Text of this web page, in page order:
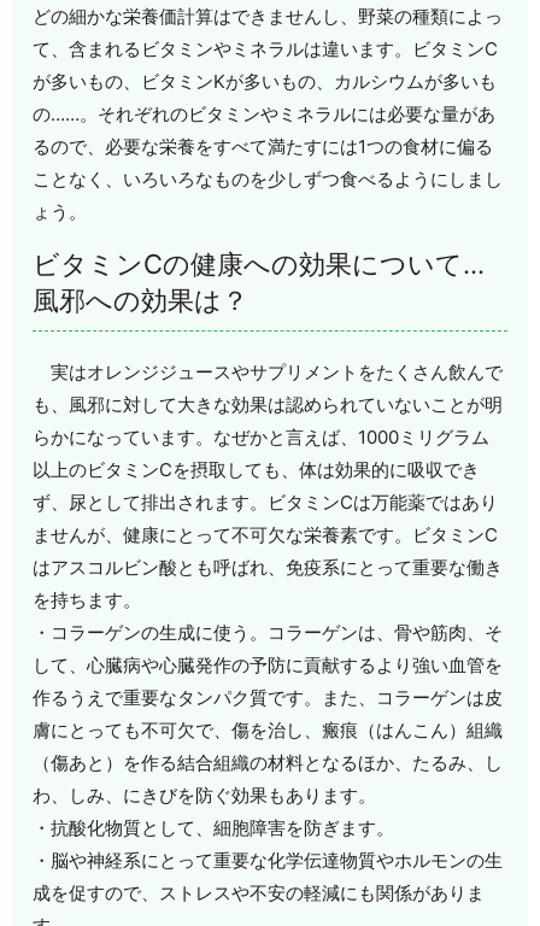
どの細かな栄養価計算はできませんし、野菜の種類によっ
て、含まれるビタミンやミネラルは違います。ビタミンC
が多いもの、ビタミンKが多いもの、カルシウムが多いも
の……。それぞれのビタミンやミネラルには必要な量があ
るので、必要な栄養をすべて満たすには1つの食材に偏る
ことなく、いろいろなものを少しずつ食べるようにしまし
ょう。
ビタミンCの健康への効果について…
風邪への効果は？
実はオレンジジュースやサプリメントをたくさん飲んで
も、風邪に対して大きな効果は認められていないことが明
らかになっています。なぜかと言えば、1000ミリグラム
以上のビタミンCを摂取しても、体は効果的に吸収でき
ず、尿として排出されます。ビタミンCは万能薬ではあり
ませんが、健康にとって不可欠な栄養素です。ビタミンC
はアスコルビン酸とも呼ばれ、免疫系にとって重要な働き
を持ちます。
・コラーゲンの生成に使う。コラーゲンは、骨や筋肉、そ
して、心臓病や心臓発作の予防に貢献するより強い血管を
作るうえで重要なタンパク質です。また、コラーゲンは皮
膚にとっても不可欠で、傷を治し、瘢痕（はんこん）組織
（傷あと）を作る結合組織の材料となるほか、たるみ、し
わ、しみ、にきびを防ぐ効果もあります。
・抗酸化物質として、細胞障害を防ぎます。
・脳や神経系にとって重要な化学伝達物質やホルモンの生
成を促すので、ストレスや不安の軽減にも関係がありま